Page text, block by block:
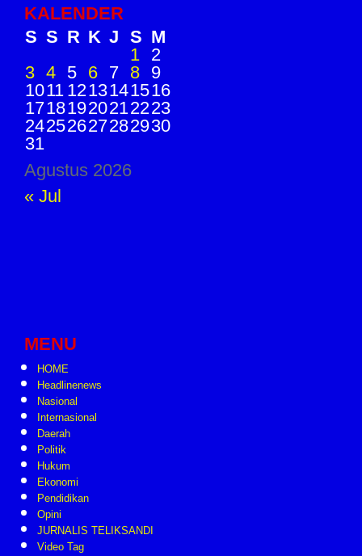
KALENDER
Agustus 2026
S S R K J S M
1 2
3 4 5 6 7 8 9
1011 1213141516
17181920212223
24252627282930
31
« Jul
MENU
HOME
Headlinenews
Nasional
Internasional
Daerah
Politik
Hukum
Ekonomi
Pendidikan
Opini
JURNALIS TELIKSANDI
Video Tag